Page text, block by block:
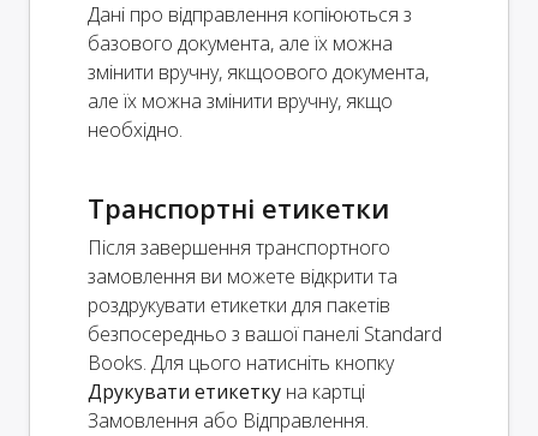
Дані про відправлення копіюються з
базового документа, але їх можна
змінити вручну, якщоового документа,
але їх можна змінити вручну, якщо
необхідно.
Транспортні етикетки
Після завершення транспортного
замовлення ви можете відкрити та
роздрукувати етикетки для пакетів
безпосередньо з вашої панелі Standard
Books. Для цього натисніть кнопку
Друкувати етикетку на картці
Замовлення або Відправлення.